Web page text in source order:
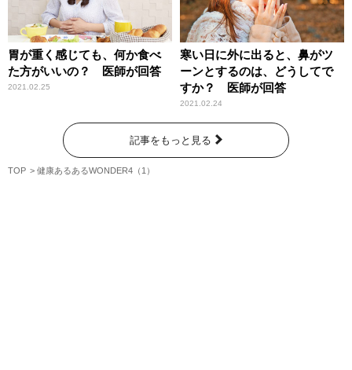
胃が重く感じても、何か食べ
た方がいいの？ 医師が回答
2021.02.25
寒い日に外に出ると、鼻がツ
ーンとするのは、どうしてで
すか？ 医師が回答
2021.02.24
記事をもっと見る
TOP 健康あるあるWONDER4（1）